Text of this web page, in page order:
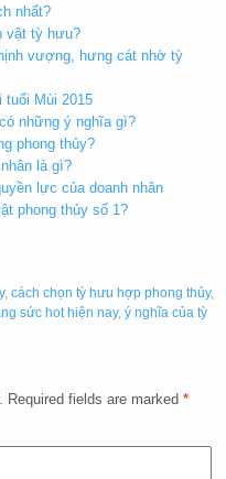
nhất?
vật tỳ hưu?
vượng, hưng cát nhờ tỳ
Mùi 2015
những ý nghĩa gì?
phong thủy?
là gì?
lực của doanh nhân
phong thủy số 1?
, cách chọn tỳ hưu hợp phong thủy,
sức hot hiện nay, ý nghĩa của tỳ
Required fields are marked *